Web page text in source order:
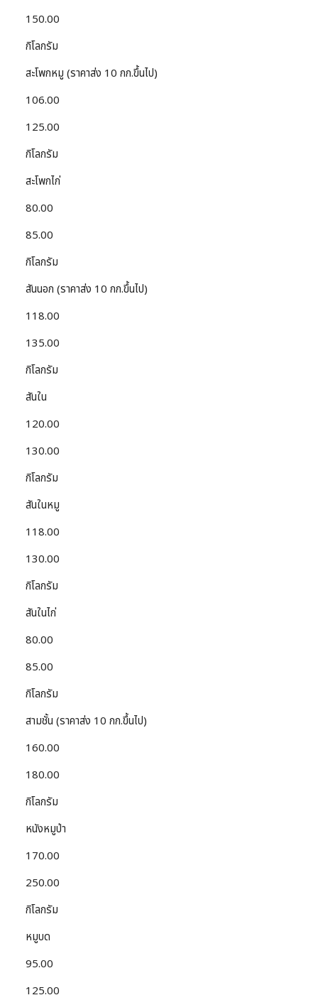
150.00
กิโลกรัม
สะโพกหมู (ราคาส่ง 10 กก.ขึ้นไป)
106.00
125.00
กิโลกรัม
สะโพกไก่
80.00
85.00
กิโลกรัม
สันนอก (ราคาส่ง 10 กก.ขึ้นไป)
118.00
135.00
กิโลกรัม
สันใน
120.00
130.00
กิโลกรัม
สันในหมู
118.00
130.00
กิโลกรัม
สันในไก่
80.00
85.00
กิโลกรัม
สามชั้น (ราคาส่ง 10 กก.ขึ้นไป)
160.00
180.00
กิโลกรัม
หนังหมูป่า
170.00
250.00
กิโลกรัม
หมูบด
95.00
125.00